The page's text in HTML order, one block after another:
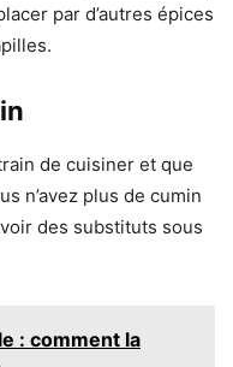
par d’autres épices
de cuisiner et que
n’avez plus de cumin
des substituts sous
: comment la